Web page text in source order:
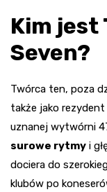
Kim jest
Seven?
Twórca ten, poza
także jako rezydent
uznanej wytwórni
surowe rytmy i
dociera do
klubów po